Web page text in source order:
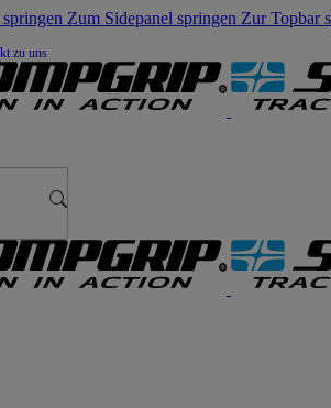
Zum Sidepanel springen Zur Topbar
zu uns